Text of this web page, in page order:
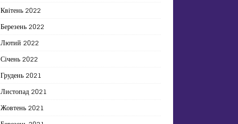
Квітень 2022
Березень 2022
Лютий 2022
Січень 2022
Грудень 2021
Листопад 2021
Жовтень 2021